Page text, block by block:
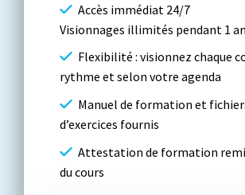
Accès immédiat 24/7
Visionnages illimités pendant 1 an
Flexibilité : visionnez chaque
rythme et selon votre agenda
Manuel de formation et
d’exercices fournis
Attestation de formation
du cours